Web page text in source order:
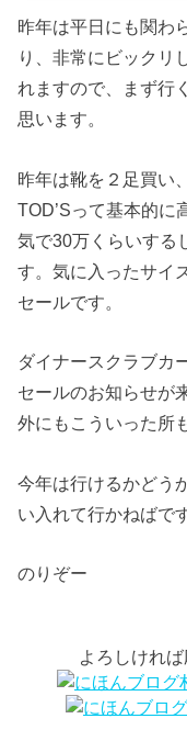
人以上の人！！
い！！）3階の
昨年は平日にも関わ
り、非常にビックリ
れますので、まず行
思います。
昨年は靴を２足買い
TOD’Sって基本的に
気で30万くらいする
す。気に入ったサイ
セールです。
ダイナースクラブカ
セールのお知らせが
外にもこういった所
今年は行けるかどう
い入れて行かねばで
のりぞー
よろしけれ